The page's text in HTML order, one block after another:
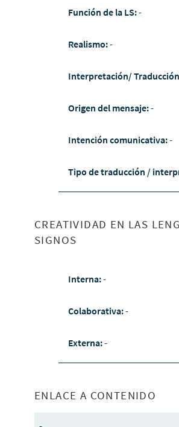
Función de la LS:-
Realismo:-
Interpretación/
Origen del mensaje:-
Intención comunicativa:-
Tipo de traducción /
CREATIVIDAD EN LAS
SIGNOS
Interna:-
Colaborativa:-
Externa:-
ENLACE A CONTENIDO